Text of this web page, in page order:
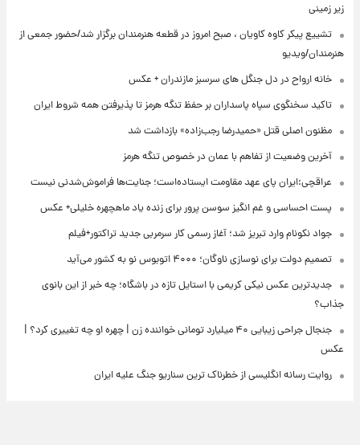
زیر زمینی
تشییع پیکر کاوه کاویان ، صبح امروز در قطعه هنرمندان برگزار شد/حضور جمعی از
هنرمندان/ویدیو
خانه ارواح در دل جنگل های سرسبز مازندران + عکس
تاکید سخنگوی سپاه پاسداران بر حفظ تنگه هرمز تا پذیرفتن همه شروط ایران
مظنون اصلی قتل «حمیدرضا رجب‌زاده» بازداشت شد
آخرین وضعیت از تفاهم با عمان در خصوص تنگه هرمز
عراقچی:ایران پای عهد مقاومت ایستاده‌است؛ جنایت‌ها فراموش‌شدنی نیست
پست احساسی و غم انگیز سوسن پرور برای زنده یاد ماهچهره خلیلی+ عکس
جواد نکونام وارد تبریز شد؛ آغاز رسمی کار سرمربی جدید تراکتور+فیلم
تصمیم دولت برای نوسازی ناوگان؛ ۴۰۰۰ اتوبوس نو به کشور می‌آید
جدیدترین عکس نیکی کریمی با استایل تازه در باشگاه؛ چه خبر از این بانوی
جذاب؟
جنجال جراحی زیبایی ۴۰ میلیارد تومانی خواننده زن | چهره او چه تغییری کرد؟ |
عکس
روایت رسانه انگلیسی از خطرناک ترین سناریو جنگ علیه ایران